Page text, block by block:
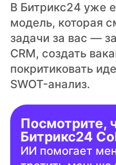
В Битрикс24 уже
модель, которая
задачи за вас —
CRM, создать
покритиковать
SWOT-анализ.
Посмотрите,
Битрикс24
ИИ помогает